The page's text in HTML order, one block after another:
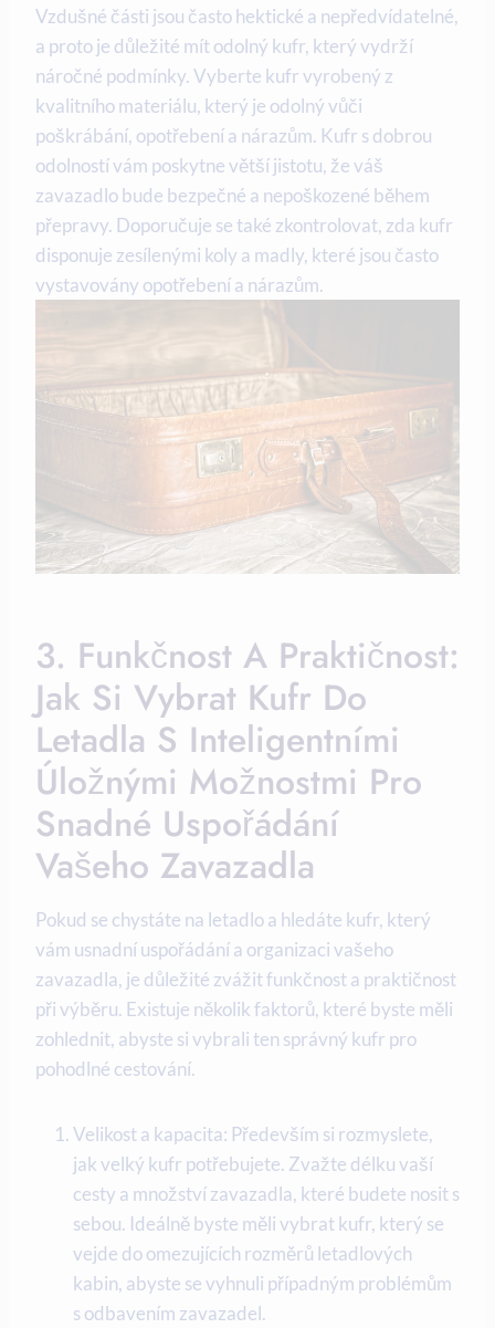
Vzdušné části jsou často hektické a nepředvídatelné,
a proto je důležité mít odolný kufr, který vydrží
náročné podmínky. Vyberte kufr vyrobený z
kvalitního materiálu, který je odolný vůči
poškrábání, opotřebení a nárazům. Kufr s dobrou
odolností vám poskytne větší jistotu, že váš
zavazadlo bude bezpečné a nepoškozené během
přepravy. Doporučuje se také zkontrolovat, zda kufr
disponuje zesílenými koly a madly, které jsou často
vystavovány opotřebení a nárazům.
3. Funkčnost A Praktičnost:
Jak Si Vybrat Kufr Do
Letadla S Inteligentními
Úložnými Možnostmi Pro
Snadné Uspořádání
Vašeho Zavazadla
Pokud se chystáte na letadlo a hledáte kufr, který
vám usnadní uspořádání a organizaci vašeho
zavazadla, je důležité zvážit funkčnost a praktičnost
při výběru. Existuje několik faktorů, které byste měli
zohlednit, abyste si vybrali ten správný kufr pro
pohodlné cestování.
Velikost a kapacita: Především si rozmyslete,
jak velký kufr potřebujete. Zvažte délku vaší
cesty a množství zavazadla, které budete nosit s
sebou. Ideálně byste měli vybrat kufr, který se
vejde do omezujících rozměrů letadlových
kabin, abyste se vyhnuli případným problémům
s odbavením zavazadel.